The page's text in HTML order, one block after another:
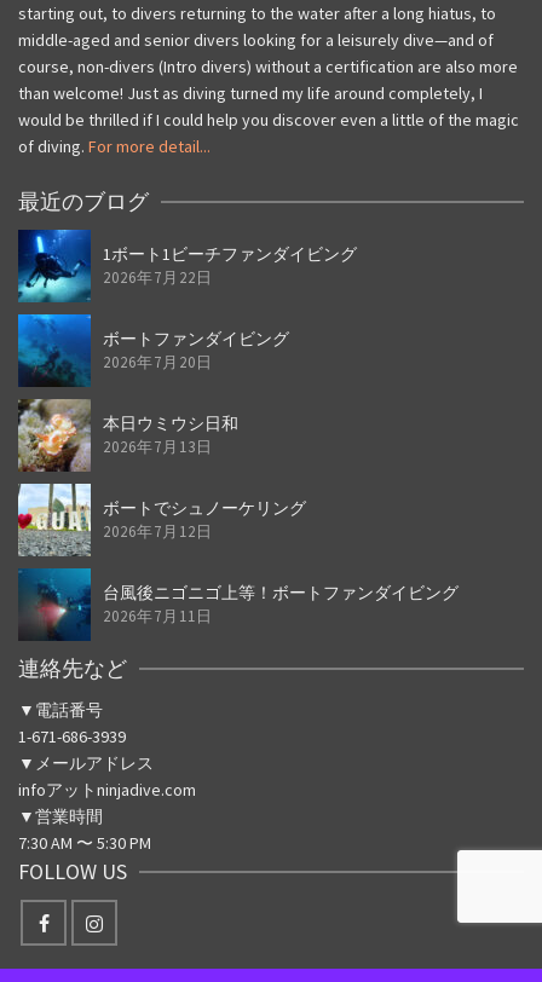
starting out, to divers returning to the water after a long hiatus, to
middle-aged and senior divers looking for a leisurely dive—and of
course, non-divers (Intro divers) without a certification are also more
than welcome! Just as diving turned my life around completely, I
would be thrilled if I could help you discover even a little of the magic
of diving. For more detail...
最近のブログ
1ボート1ビーチファンダイビング
2026年7月22日
ボートファンダイビング
2026年7月20日
本日ウミウシ日和
2026年7月13日
ボートでシュノーケリング
2026年7月12日
台風後ニゴニゴ上等！ボートファンダイビング
2026年7月11日
連絡先など
▼電話番号
1-671-686-3939
▼メールアドレス
infoアットninjadive.com
▼営業時間
7:30 AM 〜 5:30 PM
FOLLOW US